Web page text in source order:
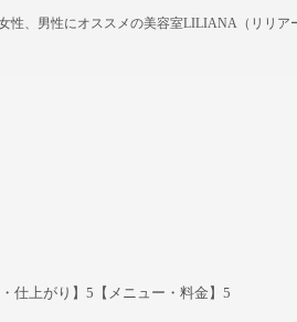
性、男性にオススメの美容室LILIANA（リ
仕上がり】5【メニュー・料金】5